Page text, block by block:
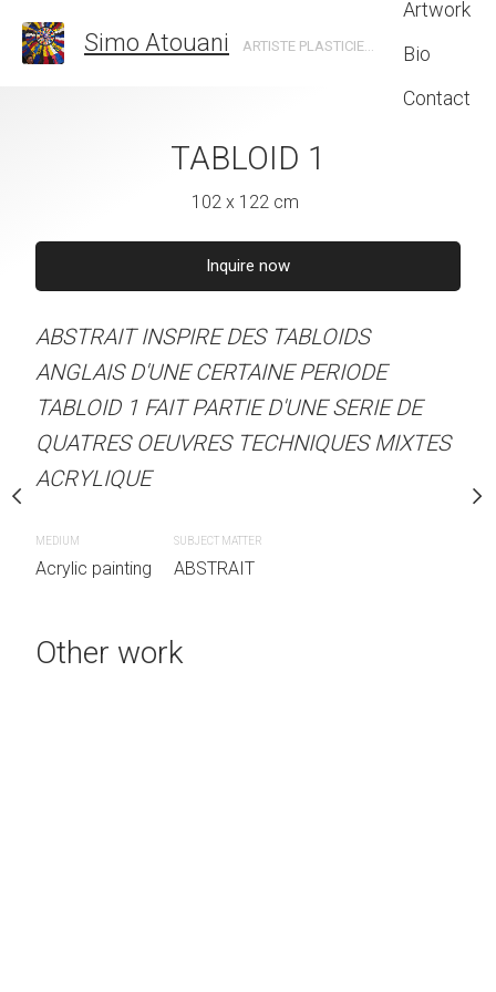
Simo Atouani ARTISTE PLASTICIEN MONTRÉAL RABAT
Artwork
Bio
Contact
AU
DE JOIE DE VIVRE
ABSTRAIT INSPIRE DES
ANGLAIS D'UNE
TABLOID 4 FAIT PARTIE
QUATRES OEUVRES
Acrylic painting
SUBJECT MATTER
TABLOID 1
102 x 122 cm
Inquire now
ABSTRAIT INSPIRE DES TABLOIDS
ANGLAIS D'UNE CERTAINE PERIODE
TABLOID 1 FAIT PARTIE D'UNE SERIE DE
QUATRES OEUVRES TECHNIQUES MIXTES
ACRYLIQUE
MEDIUM
Acrylic painting
SUBJECT MATTER
ABSTRAIT
Other work